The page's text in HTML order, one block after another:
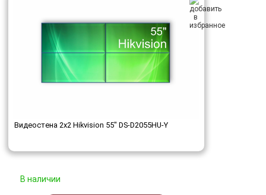
Видеостена 2x2 Hikvision 55" DS-D2055HU-Y
В наличии